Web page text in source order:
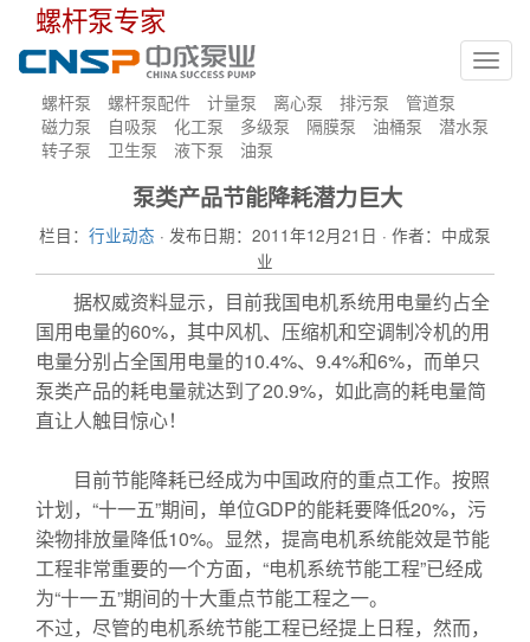
螺杆泵专家
螺杆泵 螺杆泵配件 计量泵 离心泵 排污泵
管道泵
磁力泵
自吸泵 化工泵 多级泵 隔膜泵 油桶泵
潜水泵
转子泵
卫生泵 液下泵 油泵
泵类产品节能降耗潜力巨大
栏目： 行业动态 · 发布日期：2011年12月21日 · 作者：中成泵
业
据权威资料显示，目前我国电机系统用电量约占全
国用电量的60%，其中风机、压缩机和空调制冷机的用
电量分别占全国用电量的10.4%、9.4%和6%，而单只
泵类产品的耗电量就达到了20.9%，如此高的耗电量简
直让人触目惊心！
目前节能降耗已经成为中国政府的重点工作。按照
计划，“十一五”期间，单位GDP的能耗要降低20%，污
染物排放量降低10%。显然，提高电机系统能效是节能
工程非常重要的一个方面，“电机系统节能工程”已经成
为“十一五”期间的十大重点节能工程之一。
不过，尽管的电机系统节能工程已经提上日程，然而，